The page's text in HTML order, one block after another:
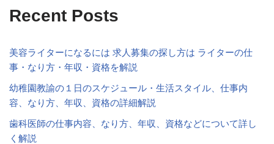
Recent Posts
美容ライターになるには 求人募集の探し方は ライターの仕
事・なり方・年収・資格を解説
幼稚園教諭の１日のスケジュール・生活スタイル、仕事内
容、なり方、年収、資格の詳細解説
歯科医師の仕事内容、なり方、年収、資格などについて詳し
く解説